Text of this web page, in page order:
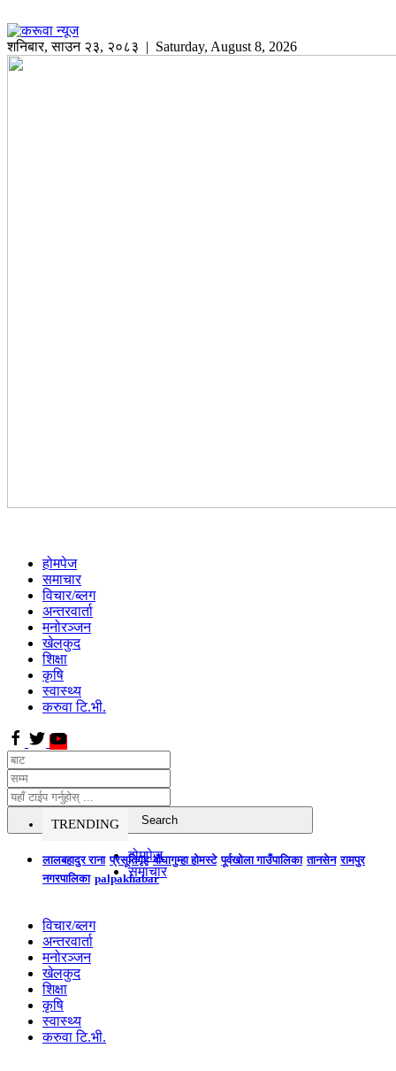
शनिबार,साउन २३, २०८३ | Saturday, August 8, 2026
होमपेज
समाचार
विचार/ब्लग
अन्तरवार्ता
मनोरञ्जन
खेलकुद
शिक्षा
कृषि
स्वास्थ्य
करुवा टि.भी.
TRENDING
लालबहादुर राना प्रसूतिगृह बौघागुम्हा होमस्टे पूर्वखोला गाउँपालिका तानसेन रामपुर
नगरपालिका palpakhabar
होमपेज
समाचार
विचार/ब्लग
अन्तरवार्ता
मनोरञ्जन
खेलकुद
शिक्षा
कृषि
स्वास्थ्य
करुवा टि.भी.